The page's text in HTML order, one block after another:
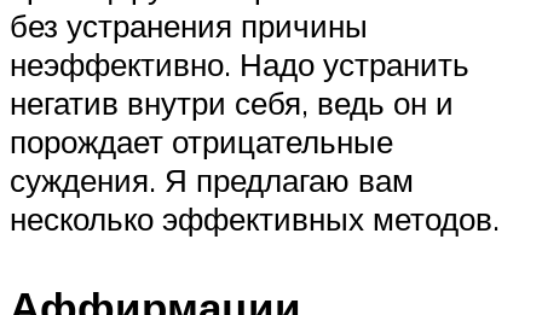
без устранения причины
неэффективно. Надо устранить
негатив внутри себя, ведь он и
порождает отрицательные
суждения. Я предлагаю вам
несколько эффективных методов.